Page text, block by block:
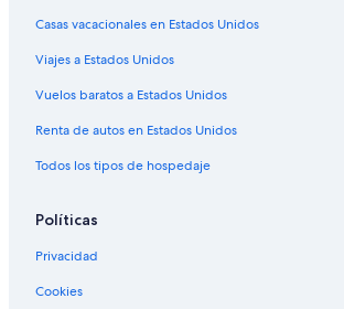
Hoteles boutique en Bahía Puerto Marqués
Hoteles que aceptan mascotas en Bahía
Hoteles cerca de Centro Comercial La Isla
Hoteles 3 estrellas en Puerto Márquez
Hoteles 5 estrellas en Puerto Márquez
Casas vacacionales en Estados Unidos
Viajes a Estados Unidos
Vuelos baratos a Estados Unidos
Renta de autos en Estados Unidos
Todos los tipos de hospedaje
Políticas
Privacidad
Cookies